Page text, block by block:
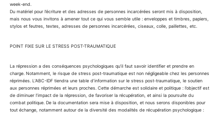
week-end.
Du matériel pour l’écriture et des adresses de personnes incarcérées seront mis à disposition,
mais nous vous invitons à amener tout ce qui vous semble utile : enveloppes et timbres, papiers,
stylos et feutres, textes, adresses de personnes incarcérées, ciseaux, colle, paillettes, etc.
POINT FIXE SUR LE STRESS POST-TRAUMATIQUE
La répression a des conséquences psychologiques qu’il faut savoir identifier et prendre en
charge. Notamment, le risque de stress post-traumatique est non négligeable chez les personnes
réprimées. L’ABC-IDF tiendra une table d’information sur le stress post-traumatique, le soutien
aux personnes réprimées et leurs proches. Cette démarche est solidaire et politique : l’objectif est
de diminuer l’impact de la répression, de favoriser la récupération, et ainsi la poursuite du
combat politique. De la documentation sera mise à disposition, et nous serons disponibles pour
tout échange, notamment autour de la diversité des modalités de récupération psychologique :